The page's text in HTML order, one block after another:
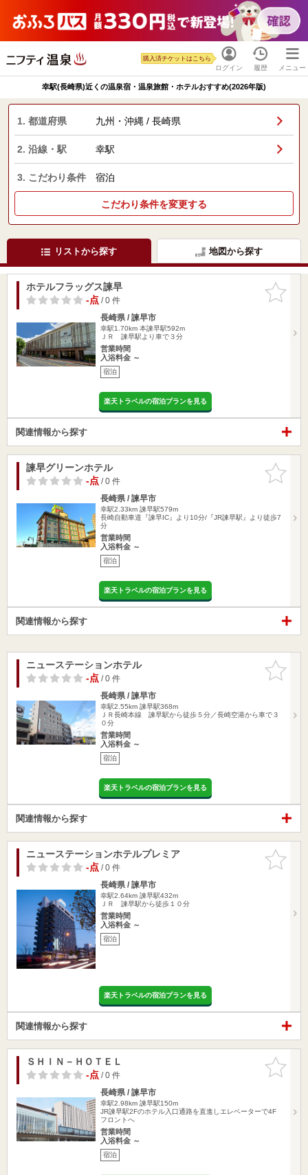
ログイン
購入済チケットはこちら
履歴 メニュー
幸駅(長崎県)近くの温泉宿・温泉旅館・ホテルおすすめ(2026年版)
1. 都道府県 九州・沖縄 / 長崎県
2. 沿線・駅 幸駅
3. こだわり条件 宿泊
こだわり条件を変更する
リストから探す 地図から探す
お気に入
りに追加
ホテルフラッグス諫早
-点/ 0 件
長崎県 / 諫早市
幸駅1.70km 本諫早駅592m
ＪＲ 諫早駅より車で３分
営業時間
入浴料金 ～
宿泊
楽天トラベルの宿泊プランを見る
関連情報から探す
お気に入
りに追加
諫早グリーンホテル
-点/ 0 件
長崎県 / 諫早市
幸駅2.33km 諫早駅579m
長崎自動車道『諫早IC』より10分/『JR諫早駅』より徒歩7
分
営業時間
入浴料金 ～
宿泊
楽天トラベルの宿泊プランを見る
関連情報から探す
お気に入
りに追加
ニューステーションホテル
-点/ 0 件
長崎県 / 諫早市
幸駅2.55km 諫早駅368m
ＪＲ長崎本線 諫早駅から徒歩５分／長崎空港から車で３
０分
営業時間
入浴料金 ～
宿泊
楽天トラベルの宿泊プランを見る
関連情報から探す
お気に入
りに追加
ニューステーションホテルプレミア
-点/ 0 件
長崎県 / 諫早市
幸駅2.64km 諫早駅432m
ＪＲ 諫早駅から徒歩１０分
営業時間
入浴料金 ～
宿泊
楽天トラベルの宿泊プランを見る
関連情報から探す
お気に入
りに追加
ＳＨＩＮ－ＨＯＴＥＬ
-点/ 0 件
長崎県 / 諫早市
幸駅2.98km 諫早駅150m
JR諫早駅2Fのホテル入口通路を直進しエレベーターで4F
フロントへ
営業時間
入浴料金 ～
宿泊